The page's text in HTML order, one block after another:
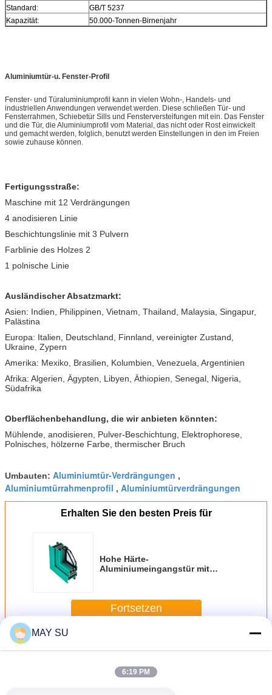
Standard:
GB/T 5237
Kapazität:
50.000-Tonnen-Birnenjahr
Aluminiumtür-u. Fenster-Profil
Fenster- und Türaluminiumprofil kann in vielen Wohn-, Handels- und
industriellen Anwendungen verwendet werden. Diese schließen Tür- und
Fensterrahmen, Schiebetür Sills und Fensterversteifungen mit ein. Das Fenster
und die Tür, die Aluminiumprofil vom Material, das nicht oder Rost einwickelt
und gemacht werden, folglich, benutzt werden Einstellungen in den im Freien
sowie zuhause können.
Fertigungsstraße:
Maschine mit 12 Verdrängungen
4 anodisieren Linie
Beschichtungslinie mit 3 Pulvern
Farblinie des Holzes 2
1 polnische Linie
Ausländischer Absatzmarkt:
Asien: Indien, Philippinen, Vietnam, Thailand, Malaysia, Singapur,
Palästina
Europa: Italien, Deutschland, Finnland, vereinigter Zustand,
Ukraine, Zypern
Amerika: Mexiko, Brasilien, Kolumbien, Venezuela, Argentinien
Afrika: Algerien, Ägypten, Libyen, Äthiopien, Senegal, Nigeria,
Südafrika
Oberflächenbehandlung, die wir anbieten könnten:
Mühlende, anodisieren, Pulver-Beschichtung, Elektrophorese,
Polnisches, hölzerne Farbe, thermischer Bruch
Umbauten: Aluminiumtür-Verdrängungen ,
Aluminiumtürrahmenprofil , Aluminiumtürverdrängungen
Erhalten Sie den besten Preis für
Hohe Härte-
Aluminiumeingangstür mit
Mühlendoberfläche
Fortsetzen
Mehr
MAY SU
6:19 PM